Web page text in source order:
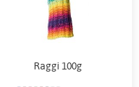
Raggi 100g